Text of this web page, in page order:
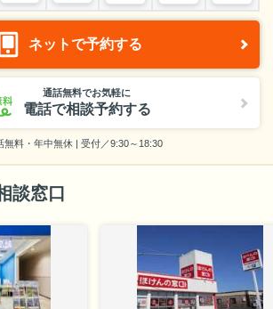
ネットで予約する
通話無料でお気軽に
電話で相談予約する
無料・年中無休 | 受付／9:30～18:30
談窓口